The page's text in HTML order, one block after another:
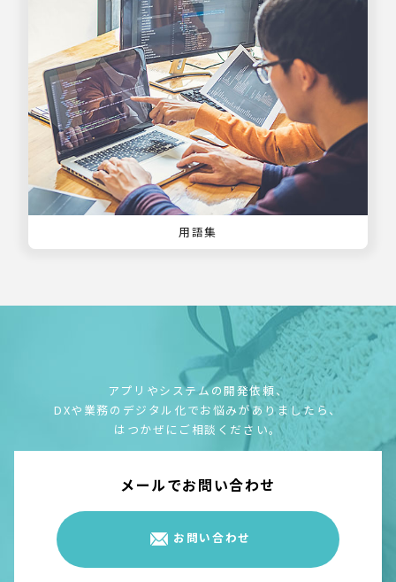
用語集
アプリやシステムの開発依頼、
DXや業務のデジタル化でお悩みがありましたら、
はつかぜにご相談ください。
メールでお問い合わせ
お問い合わせ